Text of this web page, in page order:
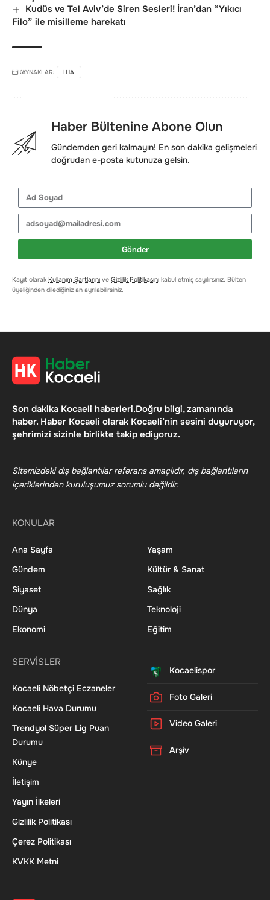
Kudüs ve Tel Aviv’de Siren Sesleri! İran’dan “Yıkıcı
Filo” ile misilleme harekatı
KAYNAKLAR: IHA
Haber Bültenine Abone Olun
Gündemden geri kalmayın! En son dakika gelişmeleri
doğrudan e-posta kutunuza gelsin.
Gönder
Kayıt olarak Kullanım Şartlarını ve Gizlilik Politikasını kabul etmiş sayılırsınız. Bülten
üyeliğinden dilediğiniz an ayrılabilirsiniz.
Son dakika Kocaeli haberleri.Doğru bilgi, zamanında
haber. Haber Kocaeli olarak Kocaeli’nin sesini duyuruyor,
şehrimizi sizinle birlikte takip ediyoruz.
Sitemizdeki dış bağlantılar referans amaçlıdır, dış bağlantıların
içeriklerinden kuruluşumuz sorumlu değildir.
KONULAR
Ana Sayfa
Gündem
Siyaset
Dünya
Ekonomi
Yaşam
Kültür & Sanat
Sağlık
Teknoloji
Eğitim
SERVİSLER
Kocaeli Nöbetçi Eczaneler
Kocaeli Hava Durumu
Trendyol Süper Lig Puan
Durumu
Künye
İletişim
Yayın İlkeleri
Gizlilik Politikası
Çerez Politikası
KVKK Metni
Kocaelispor
Foto Galeri
Video Galeri
Arşiv